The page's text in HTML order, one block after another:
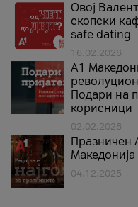
Овој
скопски
safe dating
16.02.2026
А1
Подари на
корисници
02.02.2026
Празничен
04.12.2025